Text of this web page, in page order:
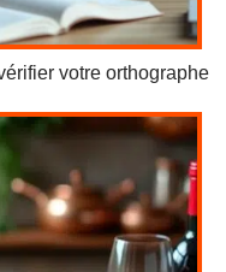
votre orthographe